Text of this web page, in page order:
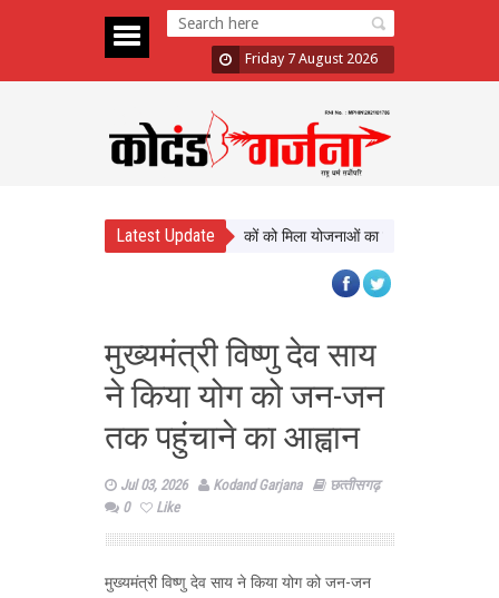
Friday 7 August 2026
Latest Update
नई दिशा, ढाई साल में लाखों श्रमिकों को मिला योजनाओं का लाभ
मुख्यमंत्री विष्णु देव साय
ने किया योग को जन-जन
तक पहुंचाने का आह्वान
Jul 03, 2026 Kodand Garjana
छत्‍तीसगढ़
0
Like
मुख्यमंत्री विष्णु देव साय ने किया योग को जन-जन